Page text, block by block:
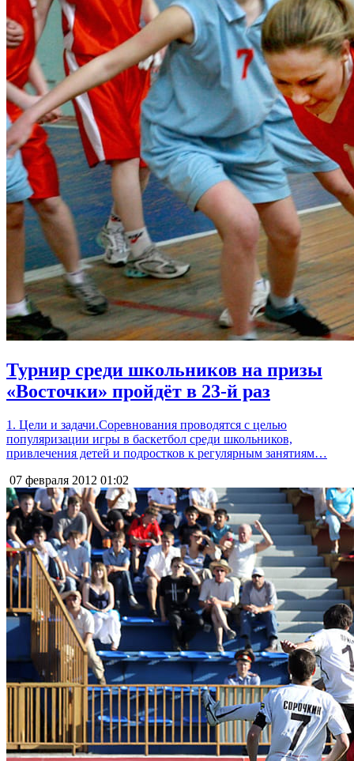
Турнир среди школьников на призы
«Восточки» пройдёт в 23-й раз
1. Цели и задачи.Соревнования проводятся с целью
популяризации игры в баскетбол среди школьников,
привлечения детей и подростков к регулярным занятиям…
07 февраля 2012 01:02